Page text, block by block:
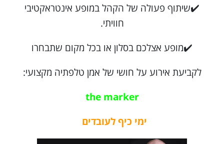
✔️שיתוף פעולה של הקהל במופע אינטראקטיבי
חוויתי.
✔️מופע אצלכם בסלון או בכל מקום שתבחרו
לקביעת אירוע על חושי של אמן טלפתיה מקצועי:
the marker
ימי כיף לעובדים